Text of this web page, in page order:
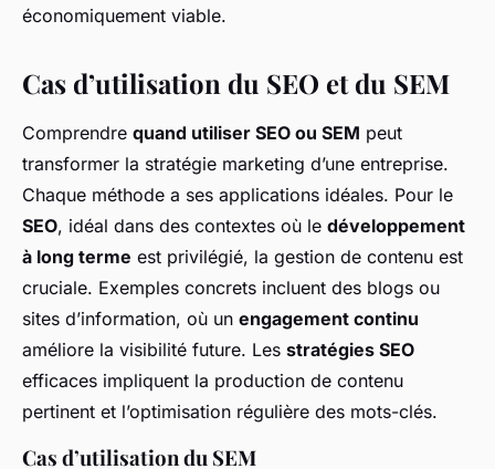
économiquement viable.
Cas d’utilisation du SEO et du SEM
Comprendre quand utiliser SEO ou SEM peut
transformer la stratégie marketing d’une entreprise.
Chaque méthode a ses applications idéales. Pour le
SEO, idéal dans des contextes où le développement
à long terme est privilégié, la gestion de contenu est
cruciale. Exemples concrets incluent des blogs ou
sites d’information, où un engagement continu
améliore la visibilité future. Les stratégies SEO
efficaces impliquent la production de contenu
pertinent et l’optimisation régulière des mots-clés.
Cas d’utilisation du SEM